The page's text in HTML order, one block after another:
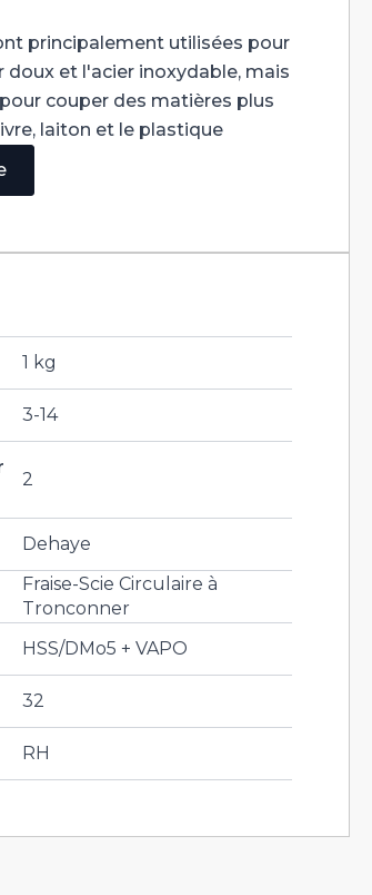
principalement utilisées pour
et l'acier inoxydable, mais
couper des matières plus
laiton et le plastique
1 kg
3-14
2
Dehaye
Fraise-Scie Circulaire à
Tronconner
HSS/DMo5 + VAPO
32
RH